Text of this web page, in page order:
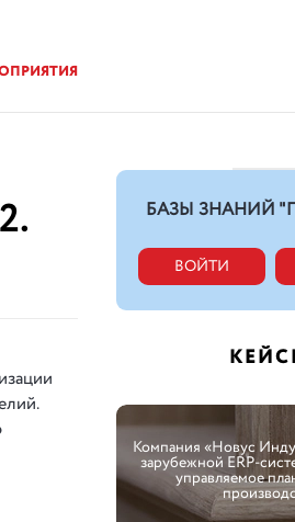
БАЗЫ ЗНАНИЙ
ВОЙТИ
Компания «Новус
зарубежной ERP-
управляемое